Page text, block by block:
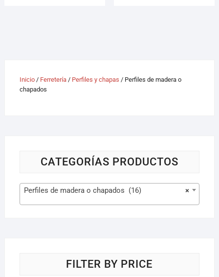
Inicio/ Ferretería/ Perfiles y chapas / Perfiles de madera o
chapados
CATEGORÍAS PRODUCTOS
×
Perfiles de madera o chapados (16)
FILTER BY PRICE